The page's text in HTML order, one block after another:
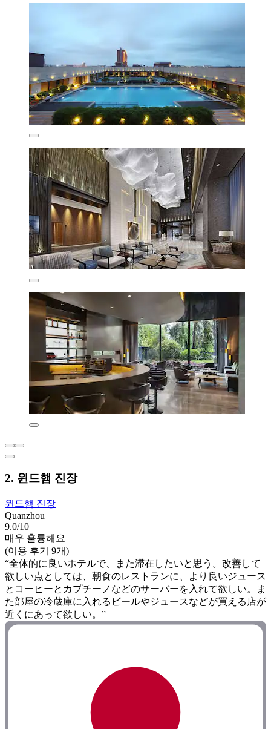
2. 윈드햄 진장
윈드햄 진장
Quanzhou
9.0/10
매우 훌륭해요
(이용 후기 9개)
“全体的に良いホテルで、また滞在したいと思う。改善して
欲しい点としては、朝食のレストランに、より良いジュース
とコーヒーとカプチーノなどのサーバーを入れて欲しい。ま
た部屋の冷蔵庫に入れるビールやジュースなどが買える店が
近くにあって欲しい。”